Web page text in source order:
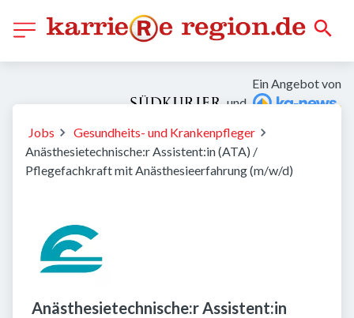
Ein Angebot von
und
Jobs
Gesundheits- und Krankenpfleger
Anästhesietechnische:r Assistent:in (ATA) /
Pflegefachkraft mit Anästhesieerfahrung (m/w/d)
Anästhesietechnische:r Assistent:in